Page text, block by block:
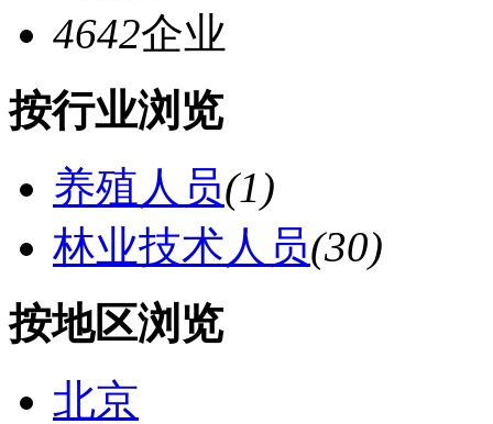
4642企业
按行业浏览
养殖人员(1)
林业技术人员(30)
按地区浏览
北京